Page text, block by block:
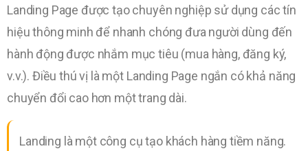
Landing Page được tạo chuyên nghiệp sử dụng các tín
hiệu thông minh để nhanh chóng đưa người dùng đến
hành động được nhắm mục tiêu (mua hàng, đăng ký,
v.v.). Điều thú vị là một Landing Page ngắn có khả năng
chuyển đổi cao hơn một trang dài.
Landing là một công cụ tạo khách hàng tiềm năng.